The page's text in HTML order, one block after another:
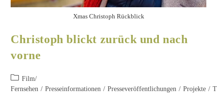
Xmas Christoph Rückblick
Christoph blickt zurück und nach
vorne
Film/
Fernsehen / Presseinformationen / Presseveröffentlichungen / Projekte /